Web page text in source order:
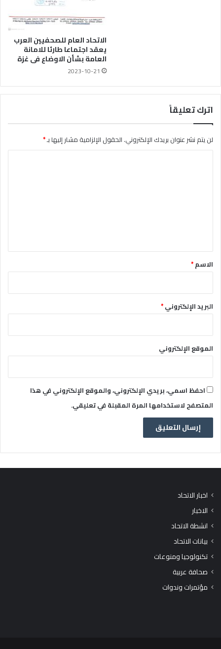
الاتحاد العام للصحفيين العرب
يعقد اجتماعا طارئا للامانة
العامة بشأن الاوضاع فى غزة
2023-10-21
اترك تعليقاً
لن يتم نشر عنوان بريدك الإلكتروني.الحقول الإلزامية مشار إليها بـ*
*الاسم*
البريد الإلكتروني*
الموقع الإلكتروني
احفظ اسمي، بريدي الإلكتروني، والموقع الإلكتروني في هذا
المتصفح لاستخدامها المرة المقبلة في تعليقي.
اخبار الاتحاد
الاخبار
انشطة الاتحاد
بيانات الاتحاد
تكنولوجيا ومنوعات
صحافة عربية
مؤتمرات وندوات